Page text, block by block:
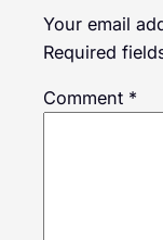
Your email
Required
Comment *